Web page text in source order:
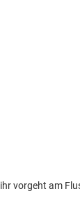
vorgeht am